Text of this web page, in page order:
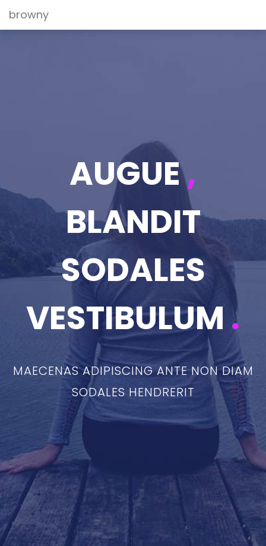
browny
AUGUE,
BLANDIT
SODALES
VESTIBULUM.
MAECENAS ADIPISCING ANTE NON DIAM
SODALES HENDRERIT